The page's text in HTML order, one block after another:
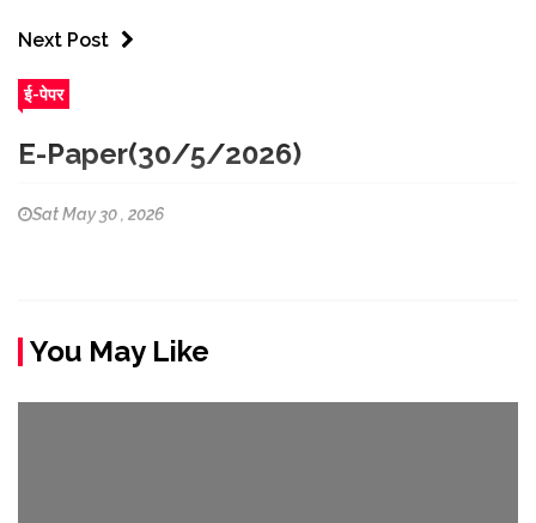
Next Post
ई-पेपर
E-Paper(30/5/2026)
Sat May 30 , 2026
You May Like